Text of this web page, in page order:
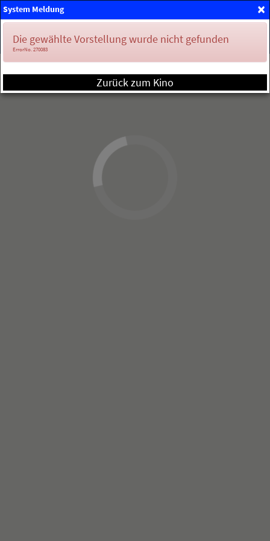
Mein Konto
×
System Meldung
Die gewählte Vorstellung wurde nicht gefunden
ErrorNo. 270083
Zurück zum Kino